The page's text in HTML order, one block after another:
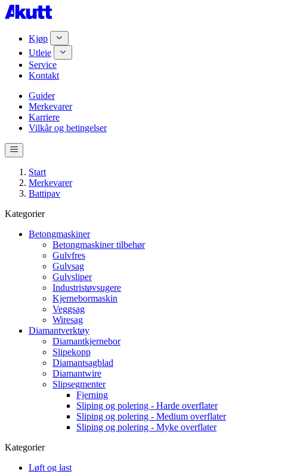
Kjøp
Utleie
Service
Kontakt
Guider
Merkevarer
Karriere
Vilkår og betingelser
Start
Merkevarer
Battipav
Kategorier
Betongmaskiner
Betongmaskiner tilbehør
Gulvfres
Gulvsag
Gulvsliper
Industristøvsugere
Kjernebormaskin
Veggsag
Wiresag
Diamantverktøy
Diamantkjernebor
Slipekopp
Diamantsagblad
Diamantwire
Slipsegmenter
Fjerning
Sliping og polering - Harde overflater
Sliping og polering - Medium overflater
Sliping og polering - Myke overflater
Kategorier
Løft og last